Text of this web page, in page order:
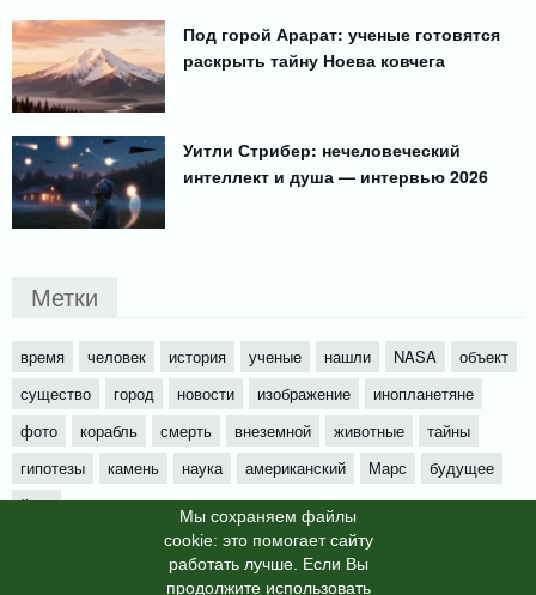
Мы cохраняем файлы
cookie: это помогает сайту
работать лучше. Если Вы
продолжите использовать
Под горой Арарат: ученые готовятся
раскрыть тайну Ноева ковчега
Уитли Стрибер: нечеловеческий
интеллект и душа — интервью 2026
Метки
время человек история ученые нашли NASA
объект
существо
город новости изображение
инопланетяне
фото
корабль смерть внеземной животные
тайны
гипотезы
камень наука американский Марс
будущее
йети